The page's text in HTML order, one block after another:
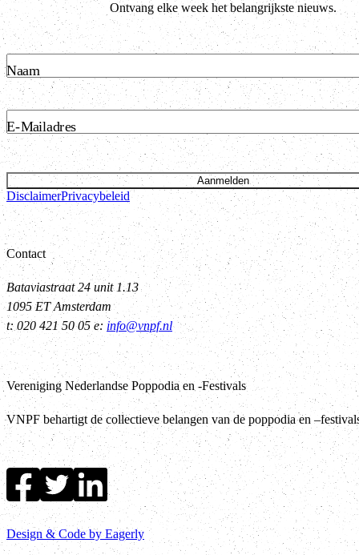
Ontvang elke week het belangrijkste nieuws.
Naam
E-Mailadres
Aanmelden
DisclaimerPrivacybeleid
Contact
Bataviastraat 24 unit 1.13
1095 ET Amsterdam
t: 020 421 50 05 e: info@vnpf.nl
Vereniging Nederlandse Poppodia en -Festivals
VNPF behartigt de collectieve belangen van de poppodia en
Design & Code by Eagerly